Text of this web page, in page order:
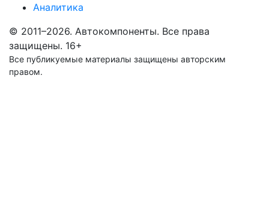
Аналитика
© 2011–2026. Автокомпоненты. Все права
защищены. 16+
Все публикуемые материалы защищены авторским
правом.